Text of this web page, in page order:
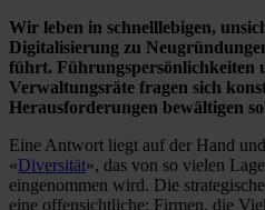
Wir leben in schnelllebigen,
Digitalisierung zu
führt. Führungspersönlichkeiten
Verwaltungsräte fragen sich
Herausforderungen bewältigen
Eine Antwort liegt auf der Hand
«Diversität», das von so vielen
eingenommen wird. Die
eine offensichtliche: Firmen, die